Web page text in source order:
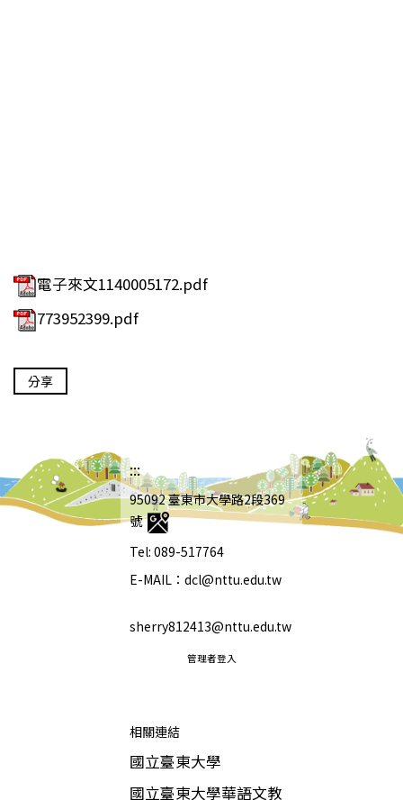
電子來文1140005172.pdf
773952399.pdf
分享
:::
95092 臺東市大學路2段369
號
Tel: 089-517764
E-MAIL：dcl@nttu.edu.tw
sherry812413@nttu.edu.tw
管理者登入
相關連結
國立臺東大學
國立臺東大學華語文教